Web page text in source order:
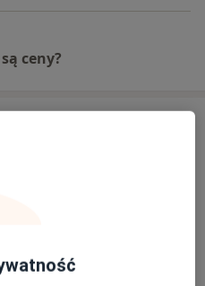
ceny?
Specjalistyczny im.
Targu
Targ